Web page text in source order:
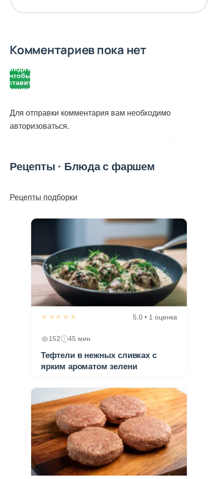
Комментариев пока нет
Войдите,
чтобы
оставить
Для отправки комментария вам необходимо
авторизоваться.
Рецепты · Блюда с фаршем
Рецепты подборки
★★★★★ 5,0 • 1 оценка
152 45 мин
Тефтели в нежных сливках с
ярким ароматом зелени